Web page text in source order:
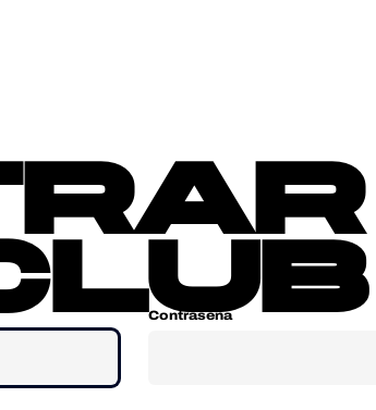
Contraseña